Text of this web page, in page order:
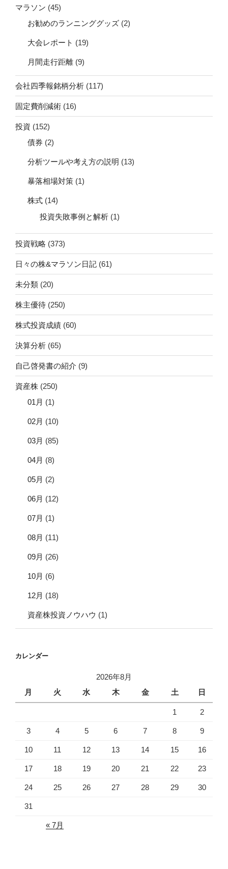
マラソン (45)
お勧めのランニンググッズ (2)
大会レポート (19)
月間走行距離 (9)
会社四季報銘柄分析 (117)
固定費削減術 (16)
投資 (152)
債券 (2)
分析ツールや考え方の説明 (13)
暴落相場対策 (1)
株式 (14)
投資失敗事例と解析 (1)
投資戦略 (373)
日々の株&マラソン日記 (61)
未分類 (20)
株主優待 (250)
株式投資成績 (60)
決算分析 (65)
自己啓発書の紹介 (9)
資産株 (250)
01月 (1)
02月 (10)
03月 (85)
04月 (8)
05月 (2)
06月 (12)
07月 (1)
08月 (11)
09月 (26)
10月 (6)
12月 (18)
資産株投資ノウハウ (1)
カレンダー
2026年8月
月
火 水 木 金 土 日
1 2
3 4 5 6 7 8 9
10 11 12 13 14 15 16
17 18 19 20 21 22 23
24 25 26 27 28 29 30
31
« 7月